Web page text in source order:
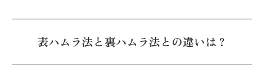
表ハムラ法と裏ハムラ法との違いは？